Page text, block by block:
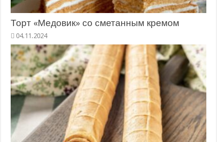
Торт «Медовик» со сметанным кремом